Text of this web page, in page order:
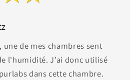
de mes chambres sent
l'humidité. J’ai donc utilisé
dans cette chambre.